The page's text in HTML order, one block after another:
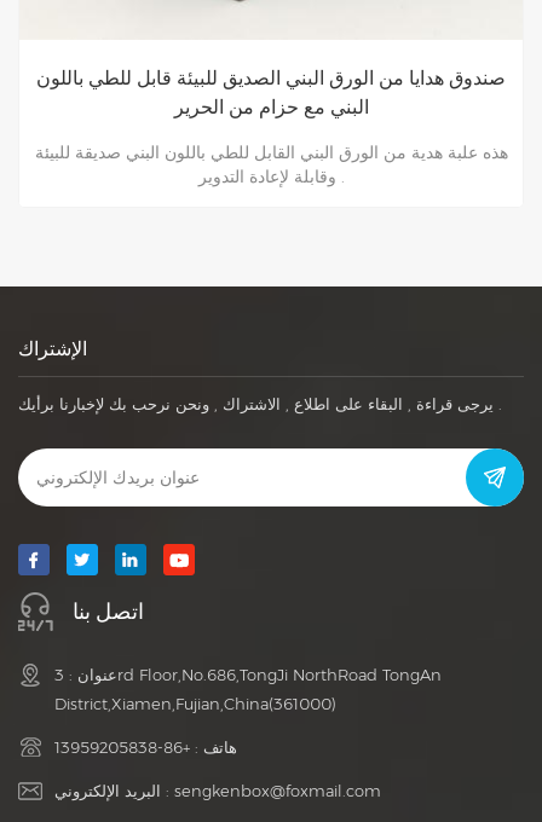
حافظة هدايا ورقية قابلة للتحلل الحيوي مع حزام من الحرير
هذه صندوق هدايا ورقي قابل للتحلل الحيوي صديقة للبيئة وقابلة
لإعادة التدوير .
الإشتراك
يرجى قراءة , البقاء على اطلاع , الاشتراك , ونحن نرحب بك لإخبارنا برأيك .
اتصل بنا
عنوان : 3rd Floor,No.686,TongJi NorthRoad TongAn
District,Xiamen,Fujian,China(361000)
هاتف : +86-13959205838
البريد الإلكتروني : sengkenbox@foxmail.com